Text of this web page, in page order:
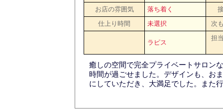
お店の雰囲気
落ち着く
仕上り時間
未選択 次
ラピス
担
癒しの空間で完全プライベートサロン
時間が過ごせました。デザインも、お
にしていただき、大満足でした。また